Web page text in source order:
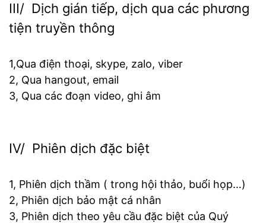
III/ Dịch gián tiếp, dịch qua các phương
tiện truyền thông
1,Qua điện thoại, skype, zalo, viber
2, Qua hangout, email
3, Qua các đoạn video, ghi âm
IV/ Phiên dịch đặc biệt
1, Phiên dịch thầm ( trong hội thảo, buổi họp…)
2, Phiên dịch bảo mật cá nhân
3, Phiên dịch theo yêu cầu đặc biệt của Quý